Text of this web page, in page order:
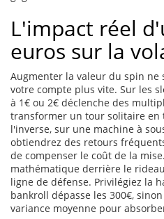
L'impact réel
euros sur la
Augmenter la valeur du spin ne
votre compte plus vite. Sur les
à 1€ ou 2€ déclenche des
transformer un tour solitaire en
l'inverse, sur une machine à
obtiendrez des retours
de compenser le coût de la
mathématique derrière le
ligne de défense. Privilégiez la
bankroll dépasse les 300€,
variance moyenne pour